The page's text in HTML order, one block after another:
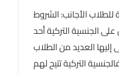
الأجانب: الشروط
الجنسية التركية أحد
العديد من الطلاب
التركية تتيح لهم